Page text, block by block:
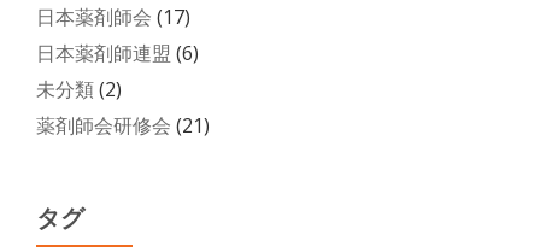
日本薬剤師会 (17)
日本薬剤師連盟 (6)
未分類(2)
薬剤師会研修会 (21)
タグ